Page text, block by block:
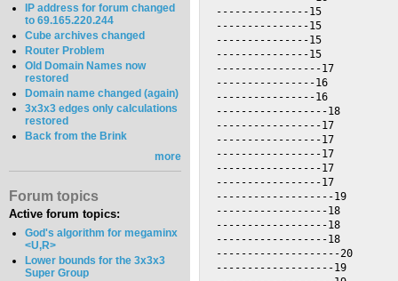
IP address for forum changed
to 69.165.220.244
Cube archives changed
Router Problem
Old Domain Names now
restored
Domain name changed (again)
3x3x3 edges only calculations
restored
Back from the Brink
more
Forum topics
Active forum topics:
God's algorithm for megaminx
<U,R>
Lower bounds for the 3x3x3
Super Group